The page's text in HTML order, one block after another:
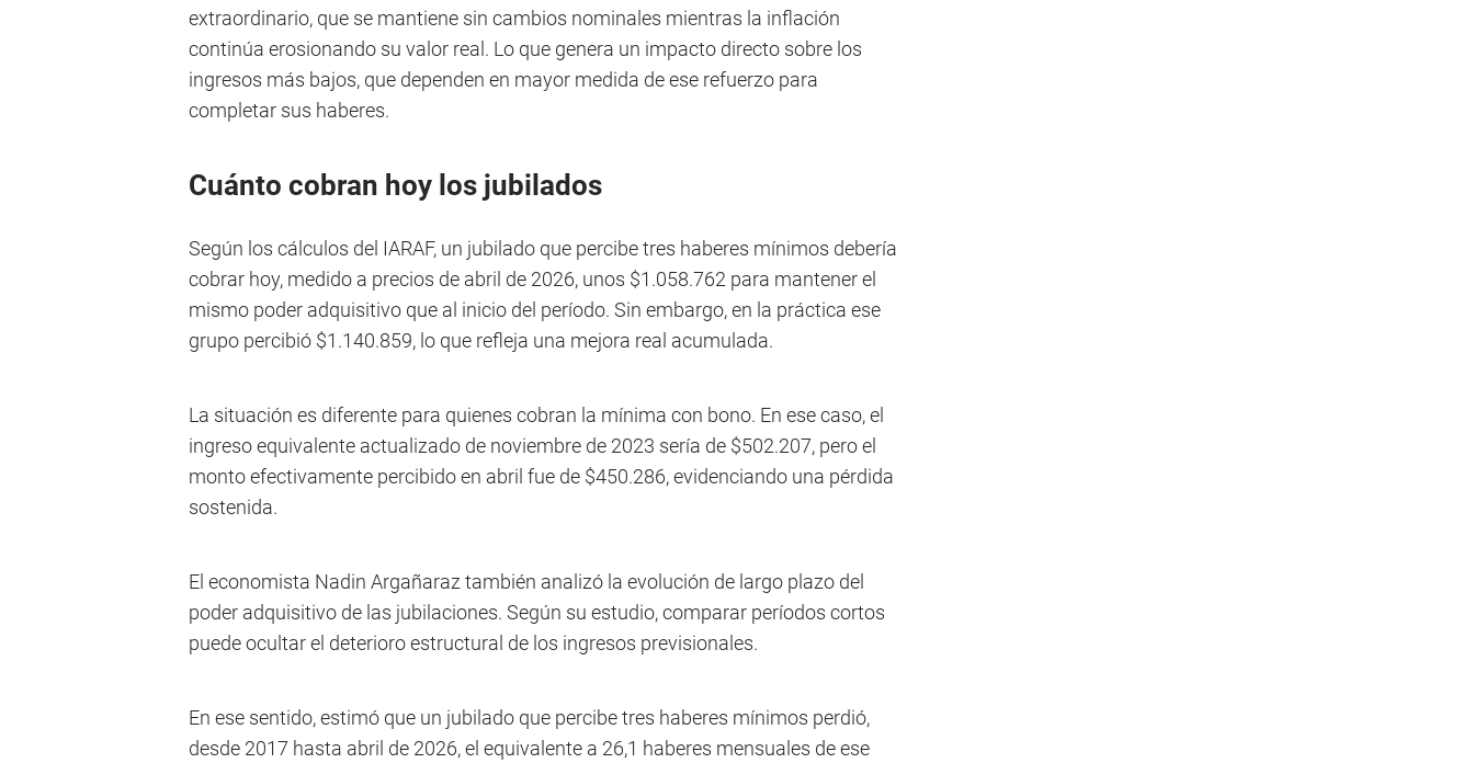
extraordinario, que se mantiene sin cambios nominales mientras la inflación
continúa erosionando su valor real. Lo que genera un impacto directo sobre los
ingresos más bajos, que dependen en mayor medida de ese refuerzo para
completar sus haberes.
Cuánto cobran hoy los jubilados
Según los cálculos del IARAF, un jubilado que percibe tres haberes mínimos debería
cobrar hoy, medido a precios de abril de 2026, unos $1.058.762 para mantener el
mismo poder adquisitivo que al inicio del período. Sin embargo, en la práctica ese
grupo percibió $1.140.859, lo que refleja una mejora real acumulada.
La situación es diferente para quienes cobran la mínima con bono. En ese caso, el
ingreso equivalente actualizado de noviembre de 2023 sería de $502.207, pero el
monto efectivamente percibido en abril fue de $450.286, evidenciando una pérdida
sostenida.
El economista Nadin Argañaraz también analizó la evolución de largo plazo del
poder adquisitivo de las jubilaciones. Según su estudio, comparar períodos cortos
puede ocultar el deterioro estructural de los ingresos previsionales.
En ese sentido, estimó que un jubilado que percibe tres haberes mínimos perdió,
desde 2017 hasta abril de 2026, el equivalente a 26,1 haberes mensuales de ese